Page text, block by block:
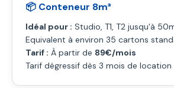
📦 Conteneur 8m³
Idéal pour : Studio, T1, T2 jusqu'à
Equivalent à environ 35 cartons
Tarif : À partir de 89€/mois
Tarif dégressif dès 3 mois de location